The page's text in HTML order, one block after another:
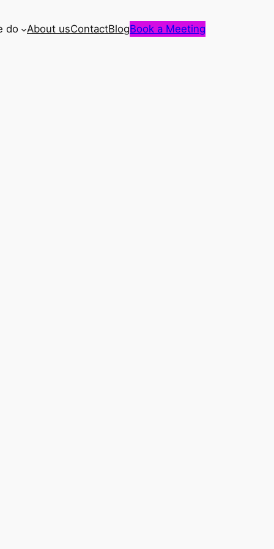
do About usContactBlogBook a Meeting